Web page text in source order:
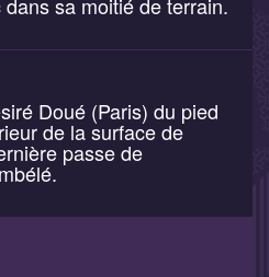
Doué (Paris) du pied
de la surface de
passe de